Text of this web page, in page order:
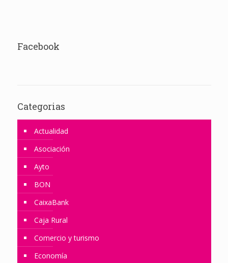
Facebook
Categorias
Actualidad
Asociación
Ayto
BON
CaixaBank
Caja Rural
Comercio y turismo
Economía